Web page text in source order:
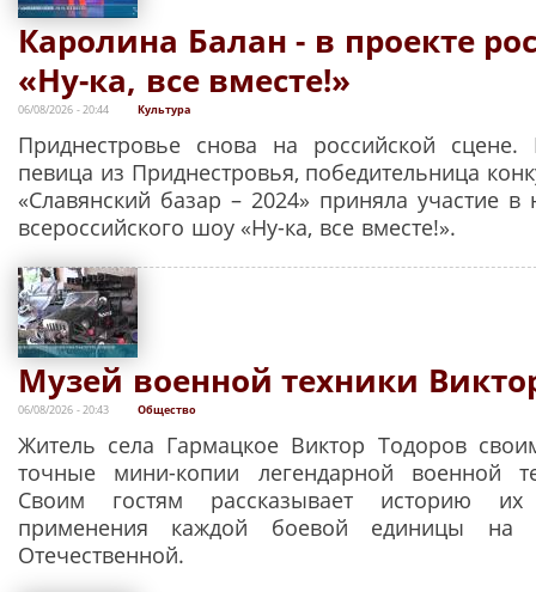
Каролина Балан - в проекте
«Ну-ка, все вместе!»
06/08/2026 - 20:44 Культура
Приднестровье снова на российской
певица из Приднестровья, победительница
«Славянский базар – 2024» приняла участие в
всероссийского шоу «Ну-ка, все вместе!».
Музей военной техники
06/08/2026 - 20:43 Общество
Житель села Гармацкое Виктор Тодоров
точные мини-копии легендарной военной
Своим гостям рассказывает историю
применения каждой боевой единицы на
Отечественной.